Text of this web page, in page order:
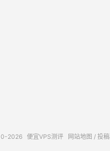
2026 便宜VPS测评 网站地图 / 投